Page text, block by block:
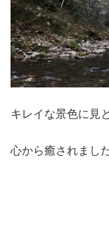
キレイな景色に見
心から癒されまし